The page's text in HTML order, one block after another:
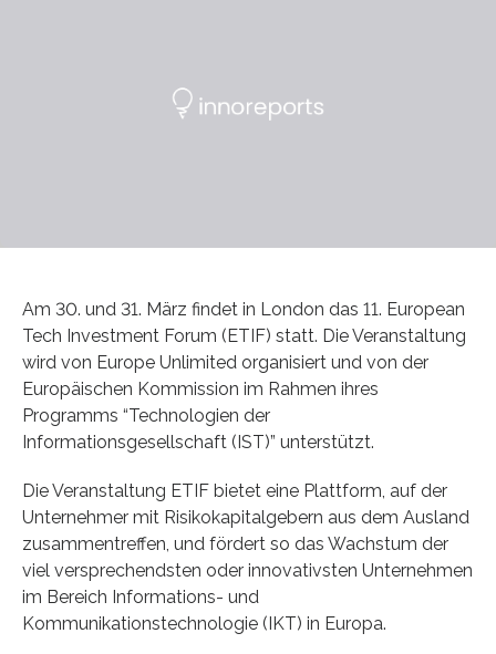
Am 30. und 31. März findet in London das 11. European
Tech Investment Forum (ETIF) statt. Die Veranstaltung
wird von Europe Unlimited organisiert und von der
Europäischen Kommission im Rahmen ihres
Programms “Technologien der
Informationsgesellschaft (IST)” unterstützt.
Die Veranstaltung ETIF bietet eine Plattform, auf der
Unternehmer mit Risikokapitalgebern aus dem Ausland
zusammentreffen, und fördert so das Wachstum der
viel versprechendsten oder innovativsten Unternehmen
im Bereich Informations- und
Kommunikationstechnologie (IKT) in Europa.